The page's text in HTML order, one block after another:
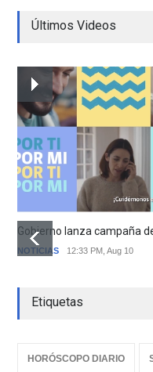
Últimos Videos
Gobierno lanza campaña
NOTICIAS 12:33 PM, Aug 10
Etiquetas
HORÓSCOPO DIARIO